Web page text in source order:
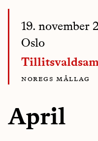
19. november
Oslo
noregs mållag
April